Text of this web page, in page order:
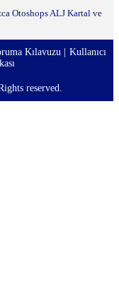
Otoshops ALJ Kartal ve
reserved.
Kılavuzu
Kullanıcı